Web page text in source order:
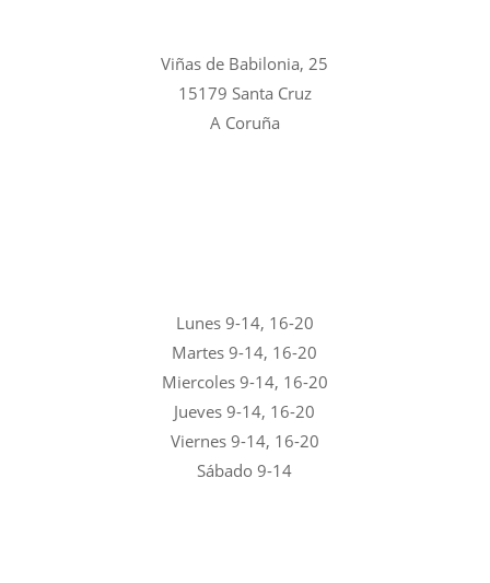
Viñas de Babilonia, 25
15179 Santa Cruz
A Coruña
Lunes 9-14, 16-20
Martes 9-14, 16-20
Miercoles 9-14, 16-20
Jueves 9-14, 16-20
Viernes 9-14, 16-20
Sábado 9-14